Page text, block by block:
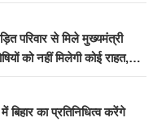
परिवार से मिले मुख्यमंत्री
को नहीं मिलेगी कोई राहत,
का प्रतिनिधित्व करेंगे